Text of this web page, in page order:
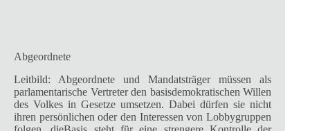
Abgeordnete
Leitbild: Abgeordnete und Mandatsträger müssen als
parlamentarische Vertreter den basisdemokratischen Willen
des Volkes in Gesetze umsetzen. Dabei dürfen sie nicht
ihren persönlichen oder den Interessen von Lobbygruppen